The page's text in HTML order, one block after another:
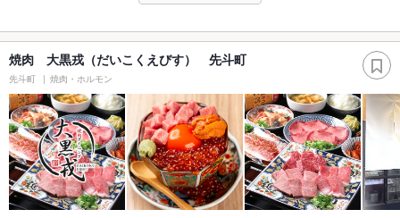
焼肉 大黒戎（だいこくえびす） 先斗町
先斗町 焼肉・ホルモン